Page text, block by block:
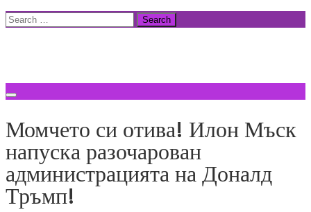
Skip
Search
Момчето си отива! Илон Мъск
напуска разочарован
администрацията на Доналд
Тръмп!